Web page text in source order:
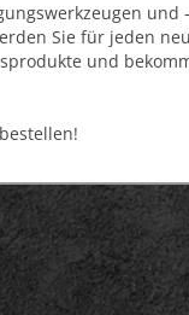
Sie für jeden
und